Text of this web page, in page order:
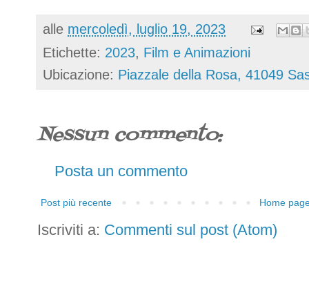
alle mercoledì, luglio 19, 2023
Etichette: 2023, Film e Animazioni
Ubicazione: Piazzale della Rosa, 41049
Nessun commento:
Posta un commento
Post più recente Home
Iscriviti a: Commenti sul post (Atom)